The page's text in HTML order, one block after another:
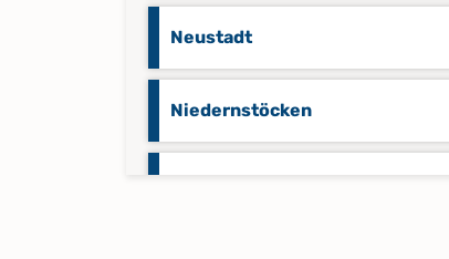
Neustadt
Niedernstöcken